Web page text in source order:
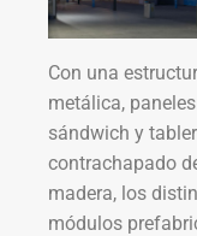
Con una
metálica, paneles
sándwich y
contrachapado
madera, los
módulos